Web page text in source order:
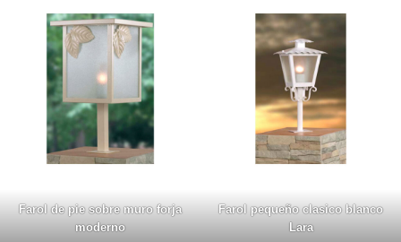
Farol de pie sobre muro forja
moderno
Farol pequeño clasico blanco
Lara